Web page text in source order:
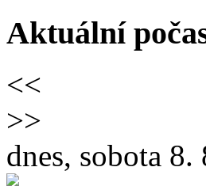
Aktuální
<<
>>
dnes, sobota 8.